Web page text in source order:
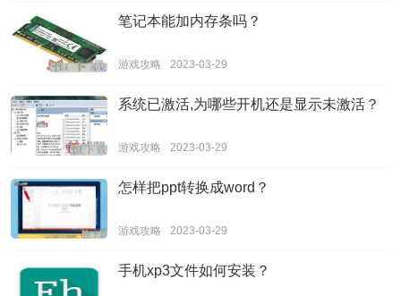
笔记本能加内存条吗？
游戏攻略 2023-03-29
系统已激活,为哪些开机还是显示未激活？
游戏攻略 2023-03-29
怎样把ppt转换成word？
游戏攻略 2023-03-29
手机xp3文件如何安装？